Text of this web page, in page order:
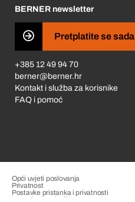
Business Conduct
BERNER newsletter
Pretplatite se sada
+385 12 49 94 70
berner@berner.hr
Kontakt i služba za korisnike
FAQ i pomoć
Opći uvjeti poslovanja
Privatnost
Postavke pristanka i privatnosti
Upravljanje pritužbama